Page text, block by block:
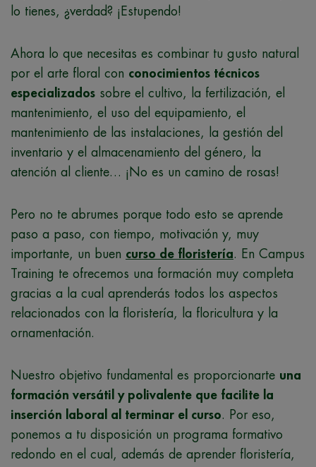
lo tienes, ¿verdad? ¡Estupendo!
Ahora lo que necesitas es combinar tu gusto natural
por el arte floral con conocimientos técnicos
especializados sobre el cultivo, la fertilización, el
mantenimiento, el uso del equipamiento, el
mantenimiento de las instalaciones, la gestión del
inventario y el almacenamiento del género, la
atención al cliente… ¡No es un camino de rosas!
Pero no te abrumes porque todo esto se aprende
paso a paso, con tiempo, motivación y, muy
importante, un buen curso de floristería. En Campus
Training te ofrecemos una formación muy completa
gracias a la cual aprenderás todos los aspectos
relacionados con la floristería, la floricultura y la
ornamentación.
Nuestro objetivo fundamental es proporcionarte una
formación versátil y polivalente que facilite la
inserción laboral al terminar el curso. Por eso,
ponemos a tu disposición un programa formativo
redondo en el cual, además de aprender floristería,